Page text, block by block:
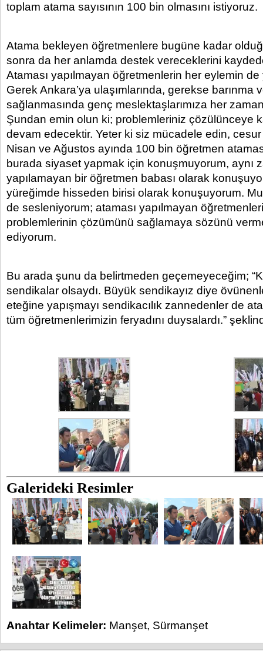
toplam atama sayısının 100 bin olmasını istiyoruz.
Atama bekleyen öğretmenlere bugüne kadar
sonra da her anlamda destek vereceklerini
Ataması yapılmayan öğretmenlerin her eylemin
Gerek Ankara’ya ulaşımlarında, gerekse barınma
sağlanmasında genç meslektaşlarımıza her
Şundan emin olun ki; problemleriniz çözülünceye
devam edecektir. Yeter ki siz mücadele edin,
Nisan ve Ağustos ayında 100 bin öğretmen
burada siyaset yapmak için konuşmuyorum, aynı
yapılamayan bir öğretmen babası olarak
yüreğimde hisseden birisi olarak konuşuyorum.
de sesleniyorum; ataması yapılmayan
problemlerinin çözümünü sağlamaya sözünü
ediyorum.
Bu arada şunu da belirtmeden geçemeyeceğim;
sendikalar olsaydı. Büyük sendikayız diye
eteğine yapışmayı sendikacılık zannedenler de
tüm öğretmenlerimizin feryadını duysalardı.”
Galerideki Resimler
Anahtar Kelimeler: Manşet, Sürmanşet